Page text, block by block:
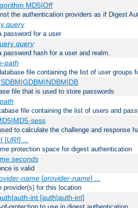
MD5|Off
the authentication providers as if Digest
query
password for a user
query
password hash for a user and realm.
path
file containing the list of user groups
file that is used to store passwords
file containing the list of users and
sess
to calculate the challenge and response
[URI] ...
protection space for digest authentication
seconds
is valid
name[provider-name] ...
provider(s) for this location
int [auth|auth-int]